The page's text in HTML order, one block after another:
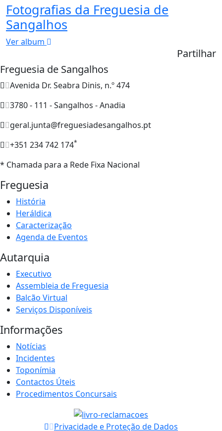
Fotografias da Freguesia de
Sangalhos
Ver album
Partilhar
Freguesia de Sangalhos
Avenida Dr. Seabra Dinis, n.º 474
3780 - 111 - Sangalhos - Anadia
geral.junta@freguesiadesangalhos.pt
+351 234 742 174*
* Chamada para a Rede Fixa Nacional
Freguesia
História
Heráldica
Caracterização
Agenda de Eventos
Autarquia
Executivo
Assembleia de Freguesia
Balcão Virtual
Serviços Disponíveis
Informações
Notícias
Incidentes
Toponímia
Contactos Úteis
Procedimentos Concursais
Privacidade e Proteção de Dados